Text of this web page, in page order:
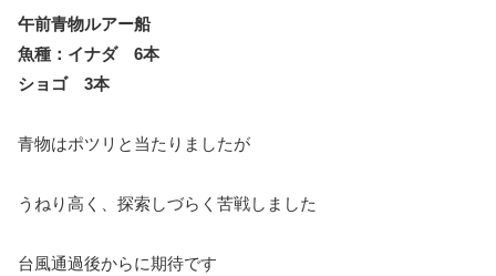
午前青物ルアー船
魚種：イナダ 6本
ショゴ 3本
青物はポツリと当たりましたが
うねり高く、探索しづらく苦戦しました
台風通過後からに期待です